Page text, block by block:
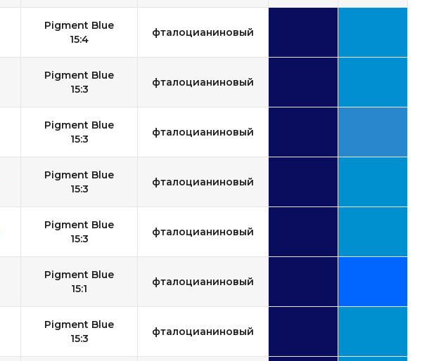
Pigment Blue
15:4
фталоцианиновый
Pigment Blue
15:3
фталоцианиновый
Pigment Blue
15:3
фталоцианиновый
Pigment Blue
15:3
фталоцианиновый
Pigment Blue
15:3
фталоцианиновый
Pigment Blue
15:1
фталоцианиновый
Pigment Blue
15:3
фталоцианиновый